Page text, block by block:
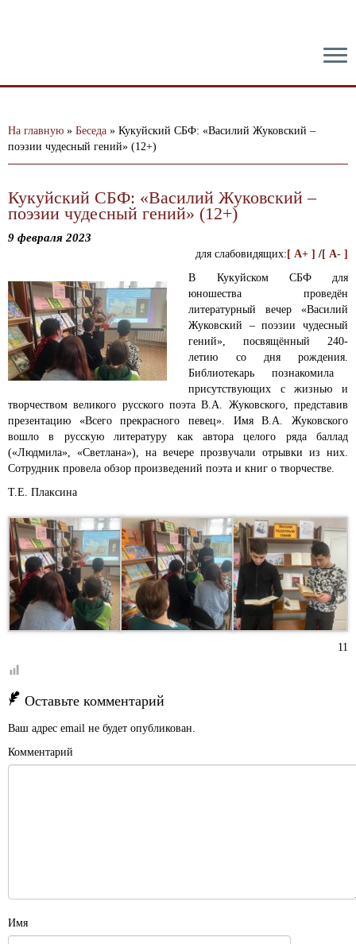
На главную » Беседа » Кукуйский СБФ: «Василий Жуковский –
поэзии чудесный гений» (12+)
Кукуйский СБФ: «Василий Жуковский –
поэзии чудесный гений» (12+)
9 февраля 2023
для слабовидящих: [ A+ ] /[ A- ]
В Кукуйском СБФ для
юношества проведён
литературный вечер «Василий
Жуковский – поэзии чудесный
гений», посвящённый 240-
летию со дня рождения.
Библиотекарь познакомила
присутствующих с жизнью и
творчеством великого русского поэта В.А. Жуковского, представив
презентацию «Всего прекрасного певец». Имя В.А. Жуковского
вошло в русскую литературу как автора целого ряда баллад
(«Людмила», «Светлана»), на вечере прозвучали отрывки из них.
Сотрудник провела обзор произведений поэта и книг о творчестве.
Т.Е. Плаксина
11
Оставьте комментарий
Ваш адрес email не будет опубликован.
Комментарий
Имя